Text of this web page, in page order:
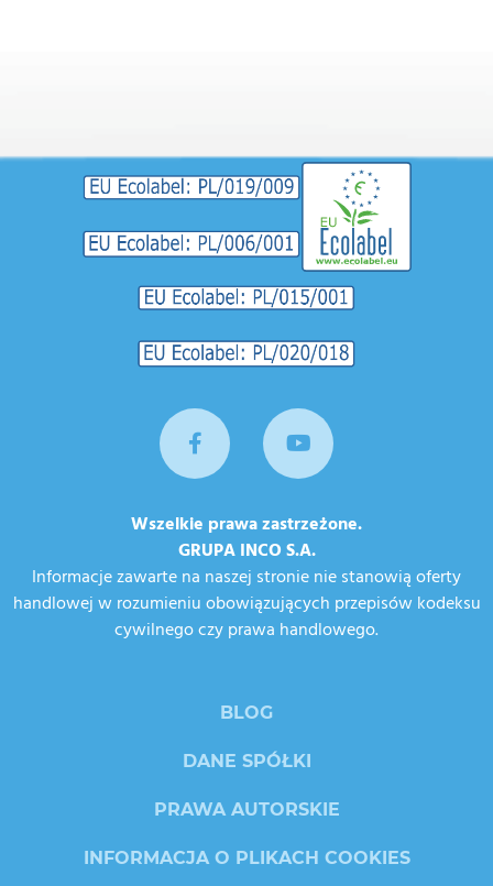
Wszelkie prawa zastrzeżone.
GRUPA INCO S.A.
Informacje zawarte na naszej stronie nie stanowią oferty
handlowej w rozumieniu obowiązujących przepisów kodeksu
cywilnego czy prawa handlowego.
BLOG
DANE SPÓŁKI
PRAWA AUTORSKIE
INFORMACJA O PLIKACH COOKIES